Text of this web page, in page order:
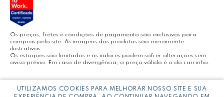
BLOG LEONORA
Os preços, fretes e condições de pagamento são exclusivos para
compras pelo site. As imagens dos produtos são meramente
ilustrativas.
Os estoques são limitados e os valores podem sofrer alterações sem
aviso prévio. Em caso de divergência, o preço válido é o do carrinho.
Copyright © LEONORA COMERCIO INTERNACIONAL LTDA - CNPJ:
03.064.692/0005-53
UTILIZAMOS COOKIES PARA MELHORAR NOSSO SITE E SUA